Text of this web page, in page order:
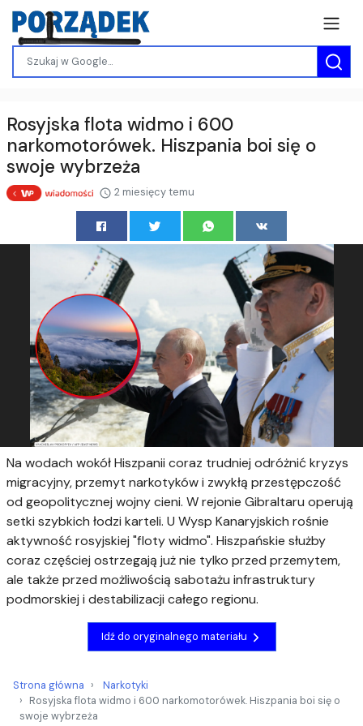
Rosyjska flota widmo i 600
narkomotorówek. Hiszpania boi się o
swoje wybrzeża
2 miesięcy temu
Na wodach wokół Hiszpanii coraz trudniej odróżnić kryzys
migracyjny, przemyt narkotyków i zwykłą przestępczość
od geopolitycznej wojny cieni. W rejonie Gibraltaru operują
setki szybkich łodzi karteli. U Wysp Kanaryjskich rośnie
aktywność rosyjskiej "floty widmo". Hiszpańskie służby
coraz częściej ostrzegają już nie tylko przed przemytem,
ale także przed możliwością sabotażu infrastruktury
podmorskiej i destabilizacji całego regionu.
Idź do oryginalnego materiału
Strona główna
Narkotyki
Rosyjska flota widmo i 600 narkomotorówek. Hiszpania boi się o
swoje wybrzeża